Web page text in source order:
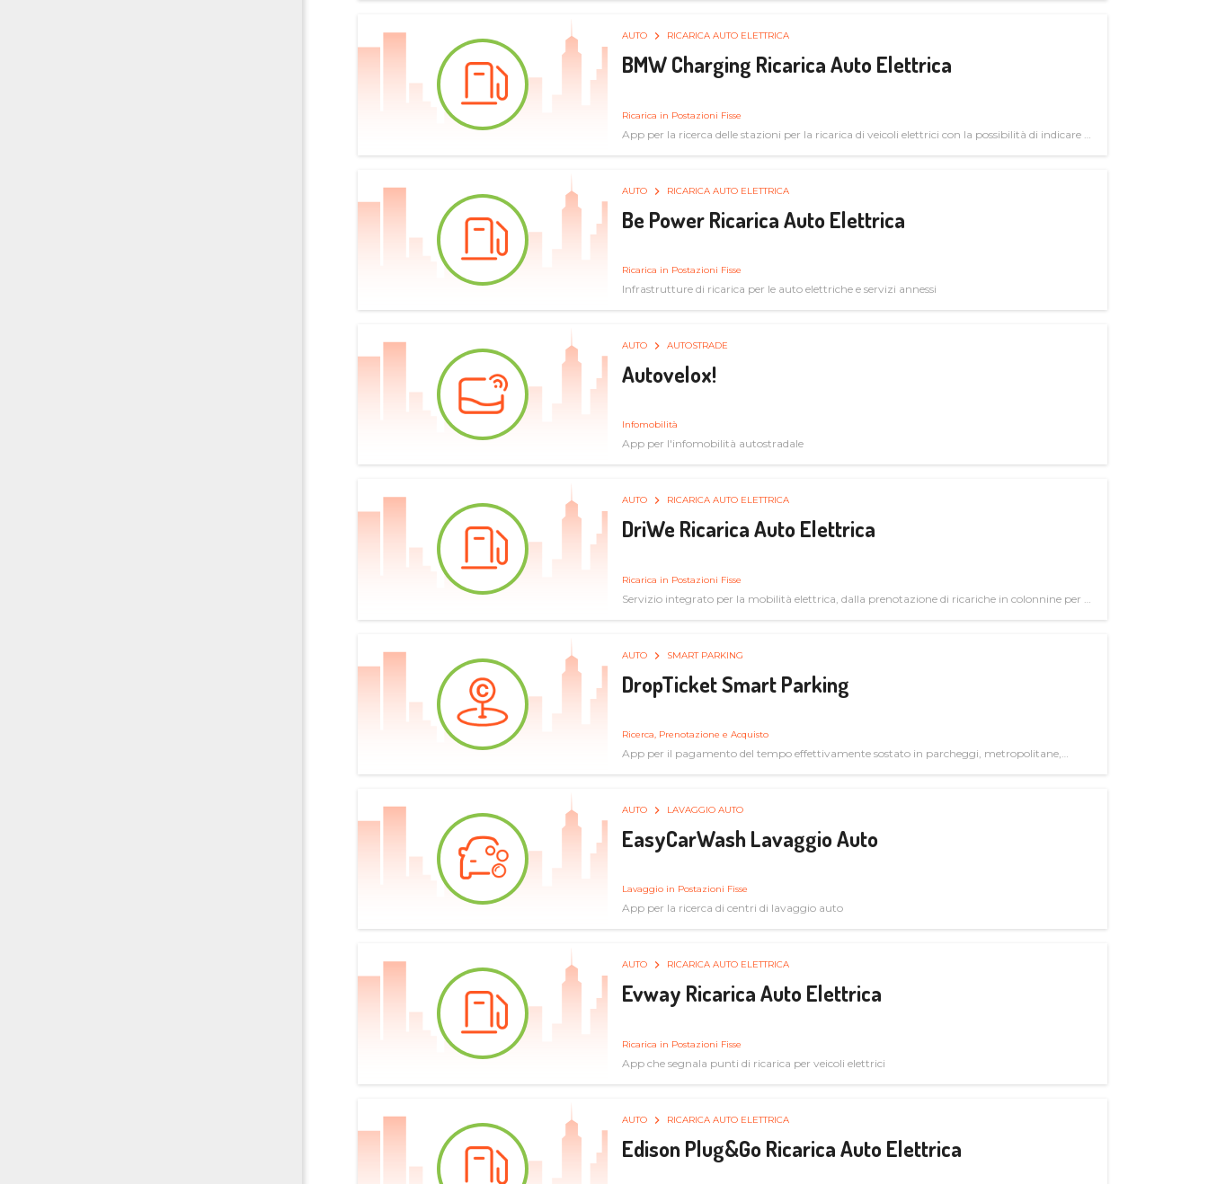
AUTO RICARICA AUTO ELETTRICA
BMW Charging Ricarica Auto Elettrica
Ricarica in Postazioni Fisse
App per la ricerca delle stazioni per la ricarica di veicoli elettrici con la possibilità di indicare le
AUTO RICARICA AUTO ELETTRICA
Be Power Ricarica Auto Elettrica
Ricarica in Postazioni Fisse
Infrastrutture di ricarica per le auto elettriche e servizi annessi
AUTO AUTOSTRADE
Autovelox!
Infomobilità
App per l'infomobilità autostradale
AUTO RICARICA AUTO ELETTRICA
DriWe Ricarica Auto Elettrica
Ricarica in Postazioni Fisse
Servizio integrato per la mobilità elettrica, dalla prenotazione di ricariche in colonnine per il
AUTO SMART PARKING
DropTicket Smart Parking
Ricerca, Prenotazione e Acquisto
App per il pagamento del tempo effettivamente sostato in parcheggi, metropolitane,
AUTO LAVAGGIO AUTO
EasyCarWash Lavaggio Auto
Lavaggio in Postazioni Fisse
App per la ricerca di centri di lavaggio auto
AUTO RICARICA AUTO ELETTRICA
Evway Ricarica Auto Elettrica
Ricarica in Postazioni Fisse
App che segnala punti di ricarica per veicoli elettrici
AUTO RICARICA AUTO ELETTRICA
Edison Plug&Go Ricarica Auto Elettrica